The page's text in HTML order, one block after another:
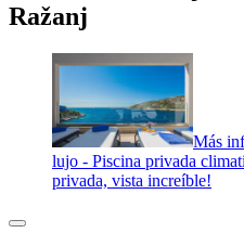
Ražanj
Más
lujo - Piscina privada
privada, vista increíble!